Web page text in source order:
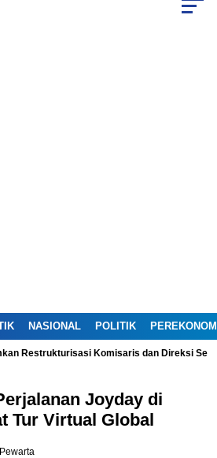
NASIONAL POLITIK
Restrukturisasi Komisaris dan Direksi
Joyday di
Tur Virtual Global